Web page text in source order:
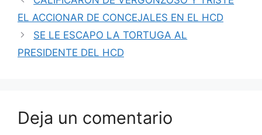
EL ACCIONAR DE CONCEJALES EN EL HCD
SE LE ESCAPO LA TORTUGA AL
PRESIDENTE DEL HCD
Deja un comentario